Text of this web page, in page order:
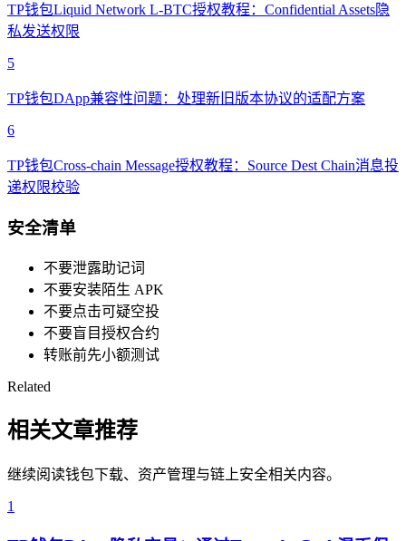
TP钱包Liquid Network L-BTC授权教程：Confidential Assets隐
私发送权限
5
TP钱包DApp兼容性问题：处理新旧版本协议的适配方案
6
TP钱包Cross-chain Message授权教程：Source Dest Chain消息投
递权限校验
安全清单
不要泄露助记词
不要安装陌生 APK
不要点击可疑空投
不要盲目授权合约
转账前先小额测试
Related
相关文章推荐
继续阅读钱包下载、资产管理与链上安全相关内容。
1